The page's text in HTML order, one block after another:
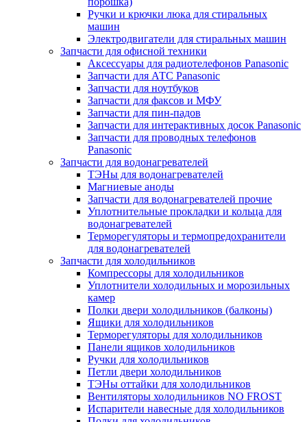
Ручки и крючки люка для стиральных
машин
Электродвигатели для стиральных машин
Запчасти для офисной техники
Аксессуары для радиотелефонов Panasonic
Запчасти для АТС Panasonic
Запчасти для ноутбуков
Запчасти для факсов и МФУ
Запчасти для пин-падов
Запчасти для интерактивных досок Panasonic
Запчасти для проводных телефонов
Panasonic
Запчасти для водонагревателей
ТЭНы для водонагревателей
Магниевые аноды
Запчасти для водонагревателей прочие
Уплотнительные прокладки и кольца для
водонагревателей
Терморегуляторы и термопредохранители
для водонагревателей
Запчасти для холодильников
Компрессоры для холодильников
Уплотнители холодильных и морозильных
камер
Полки двери холодильников (балконы)
Ящики для холодильников
Терморегуляторы для холодильников
Панели ящиков холодильников
Ручки для холодильников
Петли двери холодильников
ТЭНы оттайки для холодильников
Вентиляторы холодильников NO FROST
Испарители навесные для холодильников